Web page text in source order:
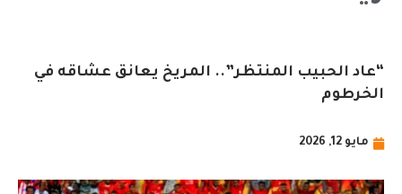
“عاد الحبيب المنتظر”.. المريخ يعانق عشاقه في
الخرطوم
مايو 12, 2026